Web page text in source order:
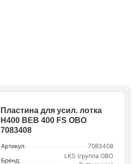
Пластина для усил. лотка
H400 BEB 400 FS OBO
7083408
Артикул:
7083408
Бренд:
LKS (группа OBO